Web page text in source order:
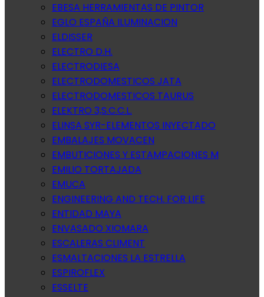
EBESA HERRAMIENTAS DE PINTOR
EGLO ESPAÑA ILUMINACION
ELDISSER
ELECTRO D.H.
ELECTRODIESA
ELECTRODOMESTICOS JATA
ELECTRODOMESTICOS TAURUS
ELEKTRO 3,S.C.C.L.
ELINSA SYR-ELEMENTOS INYECTADO
EMBALAJES MOVACEN
EMBUTICIONES Y ESTAMPACIONES M
EMILIO TORTAJADA
EMUCA
ENGINEERING AND TECH. FOR LIFE
ENTIDAD MAYA
ENVASADO XIOMARA
ESCALERAS CLIMENT
ESMALTACIONES LA ESTRELLA
ESPIROFLEX
ESSELTE